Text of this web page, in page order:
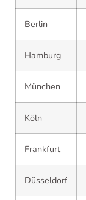
Berlin
Hamburg
München
Köln
Frankfurt
Düsseldorf